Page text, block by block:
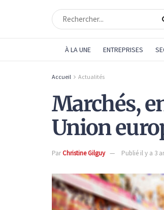
À LA UNE ENTREPRISES
Accueil Actualités
Marchés,
Union
ParChristine Gilguy Publié il y a 3